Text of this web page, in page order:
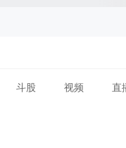
斗股 视频 直